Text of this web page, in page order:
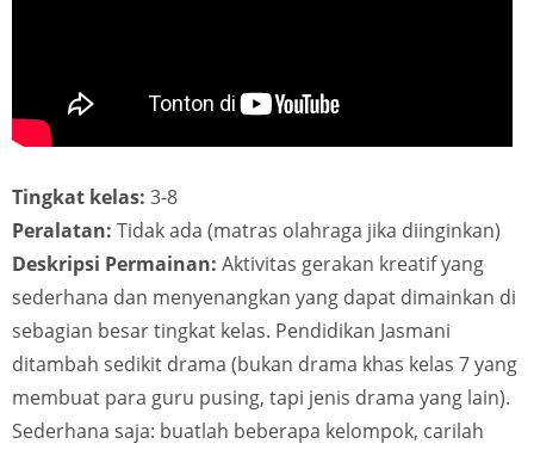
Tingkat kelas: 3-8
Peralatan: Tidak ada (matras olahraga jika diinginkan)
Deskripsi Permainan: Aktivitas gerakan kreatif yang
sederhana dan menyenangkan yang dapat dimainkan di
sebagian besar tingkat kelas. Pendidikan Jasmani
ditambah sedikit drama (bukan drama khas kelas 7 yang
membuat para guru pusing, tapi jenis drama yang lain).
Sederhana saja: buatlah beberapa kelompok, carilah